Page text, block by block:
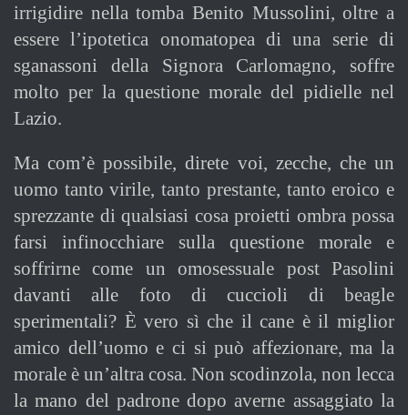
irrigidire nella tomba Benito Mussolini, oltre a
essere l’ipotetica onomatopea di una serie di
sganassoni della Signora Carlomagno, soffre
molto per la questione morale del pidielle nel
Lazio.
Ma com’è possibile, direte voi, zecche, che un
uomo tanto virile, tanto prestante, tanto eroico e
sprezzante di qualsiasi cosa proietti ombra possa
farsi infinocchiare sulla questione morale e
soffrirne come un omosessuale post Pasolini
davanti alle foto di cuccioli di beagle
sperimentali? È vero sì che il cane è il miglior
amico dell’uomo e ci si può affezionare, ma la
morale è un’altra cosa. Non scodinzola, non lecca
la mano del padrone dopo averne assaggiato la